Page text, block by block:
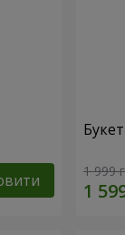
1 999